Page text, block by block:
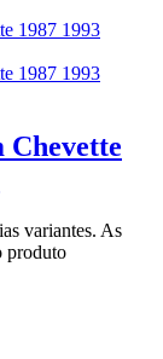
variantes. As
produto